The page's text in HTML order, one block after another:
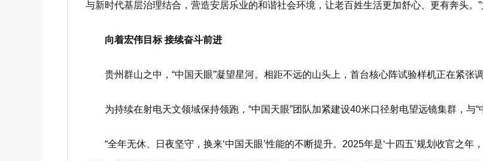
与新时代基层治理结合，营造安居乐业的和谐社会环境，让老百姓生活更加舒心、更有奔头。
向着宏伟目标接续奋斗前进
贵州群山之中，“中国天眼”凝望星河。相距不远的山头上，首台核心阵试验样机正在紧张调
为持续在射电天文领域保持领跑，“中国天眼”团队加紧建设40米口径射电望远镜集群，与“
“全年无休、日夜坚守，换来‘中国天眼’性能的不断提升。2025年是‘十四五’规划收官之年